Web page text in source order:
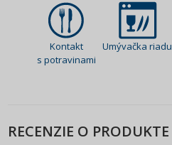
Kontakt
s potravinami
Umývačka riadu
RECENZIE O PRODUKTE